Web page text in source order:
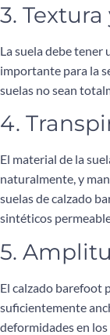
3.
La suela debe tener
importante para la
suelas no sean
4.
El material de la
naturalmente, y
suelas de calzado
sintéticos
5.
El calzado barefoot
suficientemente
deformidades en